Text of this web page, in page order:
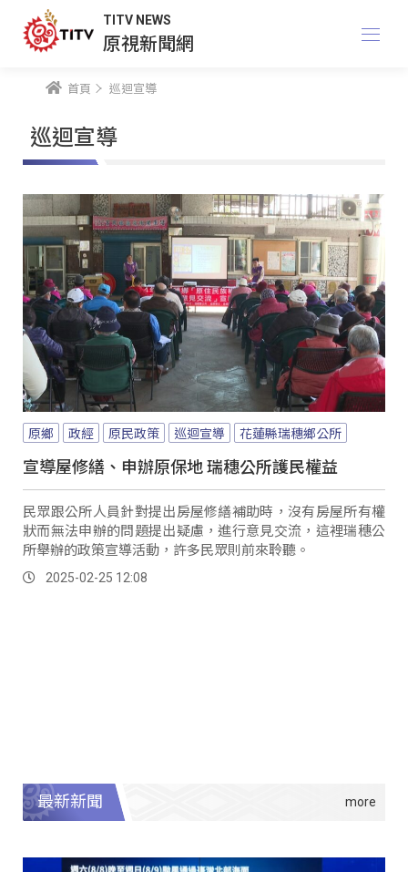
TITV NEWS
原視新聞網
首頁 巡迴宣導
巡迴宣導
原鄉 政經 原民政策 巡迴宣導 花蓮縣瑞穗鄉公所
宣導屋修繕、申辦原保地 瑞穗公所護民權益
民眾跟公所人員針對提出房屋修繕補助時，沒有房屋所有權
狀而無法申辦的問題提出疑慮，進行意見交流，這裡瑞穗公
所舉辦的政策宣導活動，許多民眾則前來聆聽。
2025-02-25 12:08
最新新聞